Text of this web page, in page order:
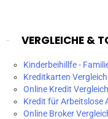
VERGLEICHE &
Kinderbeihillfe -
Kreditkarten
Online Kredit
Kredit für Arbeitslose
Online Broker